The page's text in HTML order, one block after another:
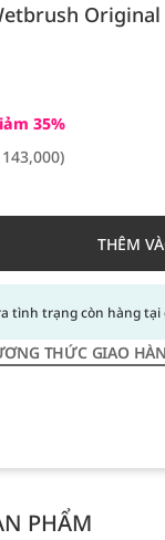
35%
THÊM
tình trạng còn hàng tại
THỨC GIAO
PHẨM